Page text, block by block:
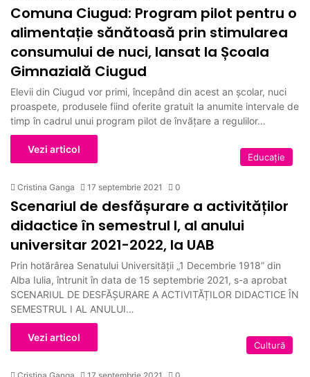
Comuna Ciugud: Program pilot pentru o
alimentație sănătoasă prin stimularea
consumului de nuci, lansat la Școala
Gimnazială Ciugud
Elevii din Ciugud vor primi, începând din acest an școlar, nuci
proaspete, produsele fiind oferite gratuit la anumite intervale de
timp în cadrul unui program pilot de învățare a regulilor…
Vezi articol
Educație
Cristina Ganga 17 septembrie 2021 0
Scenariul de desfășurare a activităților
didactice în semestrul I, al anului
universitar 2021-2022, la UAB
Prin hotărârea Senatului Universității „1 Decembrie 1918” din
Alba Iulia, întrunit în data de 15 septembrie 2021, s-a aprobat
SCENARIUL DE DESFĂȘURARE A ACTIVITĂȚILOR DIDACTICE ÎN
SEMESTRUL I AL ANULUI…
Vezi articol
Cultură